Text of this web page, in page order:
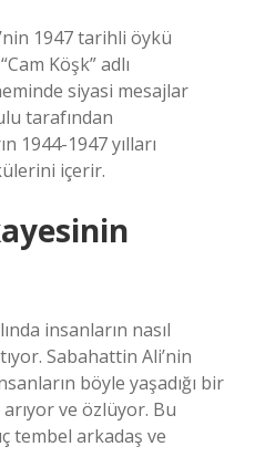
1947 tarihli öykü
Köşk” adlı
siyasi mesajlar
tarafından
1944-1947 yılları
içerir.
insanların nasıl
Sabahattin Ali’nin
böyle yaşadığı bir
ve özlüyor. Bu
tembel arkadaş ve